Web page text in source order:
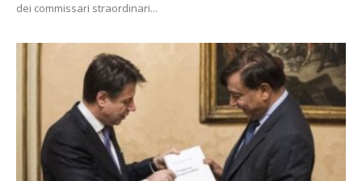
dei commissari straordinari...